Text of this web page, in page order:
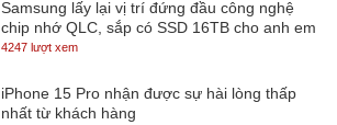
Samsung lấy lại vị trí đứng đầu công nghệ
chip nhớ QLC, sắp có SSD 16TB cho anh em
lưu trữ
4247 lượt xem
iPhone 15 Pro nhận được sự hài lòng thấp
nhất từ khách hàng